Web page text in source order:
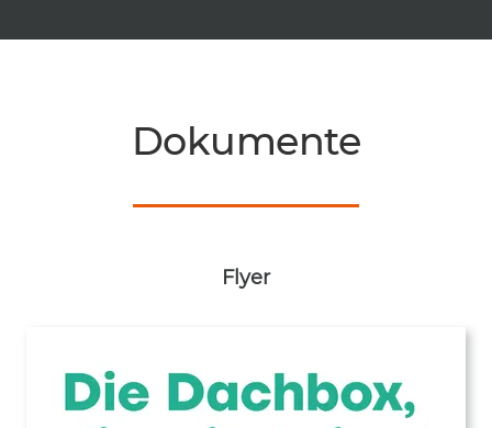
Dokumente
Flyer